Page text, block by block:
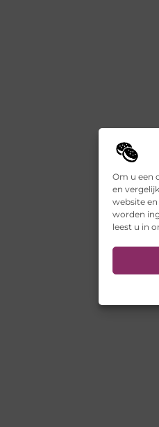
Om u een
en
website
worden
leest u in